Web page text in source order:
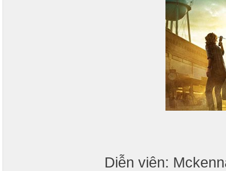
Diễn viên: